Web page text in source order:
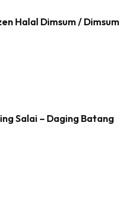
Halal Dimsum / Dimsum
Salai – Daging Batang